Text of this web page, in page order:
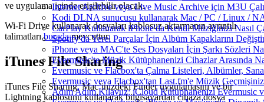
Internet Archive veya Live Music Archive için M3U
Kodi DLNA sunucusu kullanarak Mac / PC / Linux /
CarPlay Kullanarak iPhone'da Kendi Müziğinizi Nasıl
Spotify'da Yerel Parçalar İçin Albüm Kapaklarını
iPhone veya MAC'te Ses Dosyaları İçin Şarkı Sözleri
Evermusic'te Müzik Kütüphanenizi Cihazlar Arasında
Evermusic ve Flacbox'ta Çalma Listeleri, Albümler,
Evermusic veya Flacbox'tan Last.fm'e Müzik
Adım Adım Kılavuz: iCloud Kütüphanenizi Evermusic
ve uygulama içinde erişilebilir olacak.
Wi-Fi Drive kullanarak dosyaları kablosuz aktarmanın ayrıntılı
talimatlarıburadamevcuttur.
iTunes File Sharing
iTunes File Sharing, Mac’inizdeki Finder uygulamasını ve bir
Lightning kablosunu kullanarak bilgisayardan cihaza dosya